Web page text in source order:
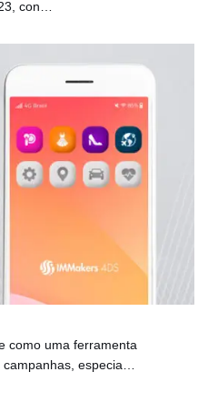
con…
como uma ferramenta
campanhas, especia…